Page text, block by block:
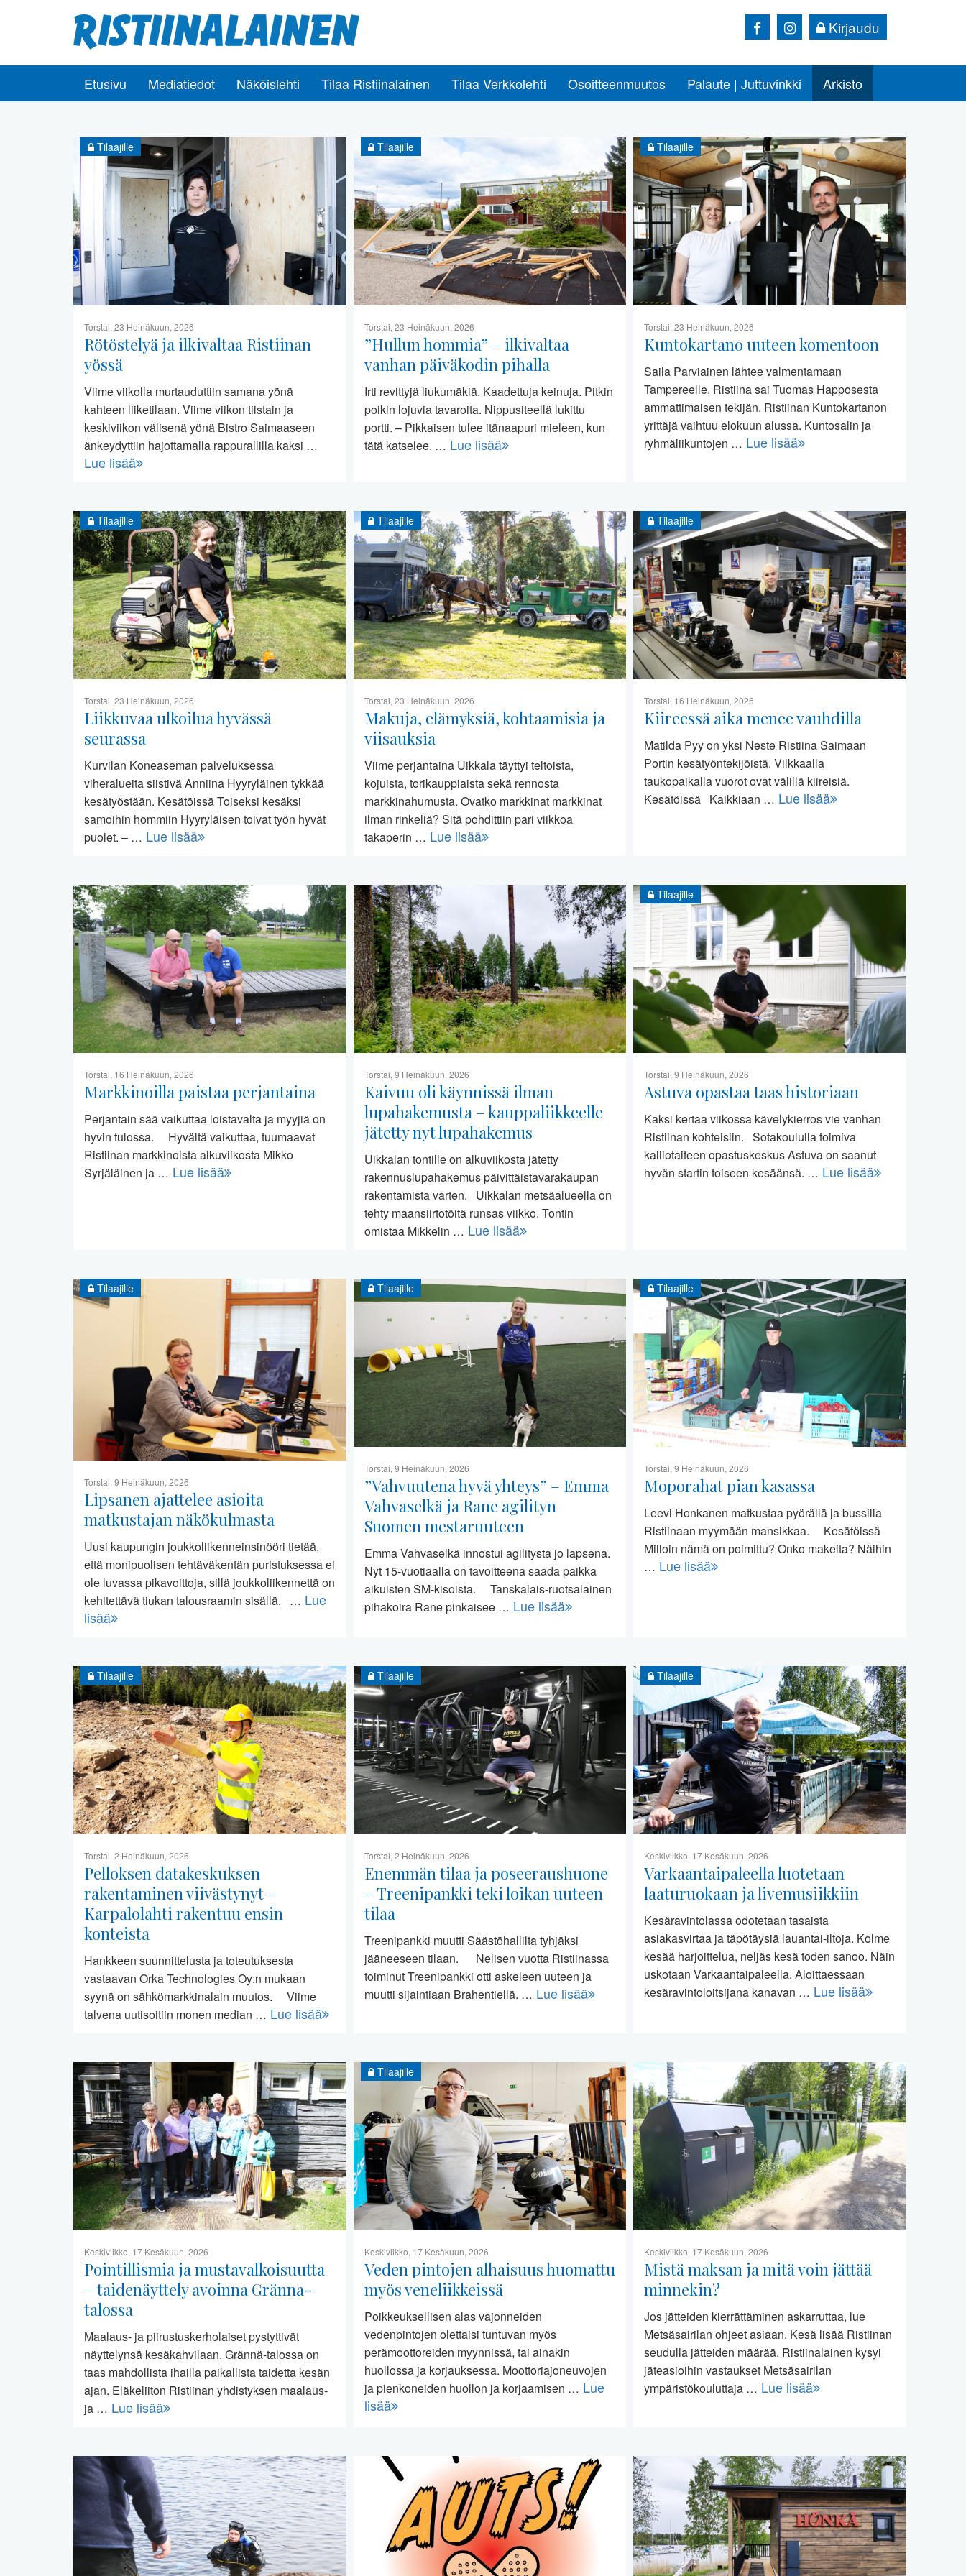
Kirjaudu
Etusivu Mediatiedot Näköislehti Tilaa Ristiinalainen Tilaa Verkkolehti Osoitteenmuutos Palaute | Juttuvinkki Arkisto
Tilaajille
Torstai, 23 Heinäkuun, 2026
Rötöstelyä ja ilkivaltaa Ristiinan
yössä
Viime viikolla murtauduttiin samana yönä
kahteen liiketilaan. Viime viikon tiistain ja
keskiviikon välisenä yönä Bistro Saimaaseen
änkeydyttiin hajottamalla rappurallilla kaksi …
Lue lisää
Tilaajille
Torstai, 23 Heinäkuun, 2026
”Hullun hommia” – ilkivaltaa
vanhan päiväkodin pihalla
Irti revittyjä liukumäkiä. Kaadettuja keinuja. Pitkin
poikin lojuvia tavaroita. Nippusiteellä lukittu
portti. – Pikkaisen tulee itänaapuri mieleen, kun
tätä katselee. … Lue lisää
Tilaajille
Torstai, 23 Heinäkuun, 2026
Kuntokartano uuteen komentoon
Saila Parviainen lähtee valmentamaan
Tampereelle, Ristiina sai Tuomas Happosesta
ammattimaisen tekijän. Ristiinan Kuntokartanon
yrittäjä vaihtuu elokuun alussa. Kuntosalin ja
ryhmäliikuntojen … Lue lisää
Tilaajille
Torstai, 23 Heinäkuun, 2026
Liikkuvaa ulkoilua hyvässä
seurassa
Kurvilan Koneaseman palveluksessa
viheralueita siistivä Anniina Hyyryläinen tykkää
kesätyöstään. Kesätöissä Toiseksi kesäksi
samoihin hommiin Hyyryläisen toivat työn hyvät
puolet. – … Lue lisää
Tilaajille
Torstai, 23 Heinäkuun, 2026
Makuja, elämyksiä, kohtaamisia ja
viisauksia
Viime perjantaina Uikkala täyttyi teltoista,
kojuista, torikauppiaista sekä rennosta
markkinahumusta. Ovatko markkinat markkinat
ilman rinkeliä? Sitä pohdittiin pari viikkoa
takaperin … Lue lisää
Tilaajille
Torstai, 16 Heinäkuun, 2026
Kiireessä aika menee vauhdilla
Matilda Pyy on yksi Neste Ristiina Saimaan
Portin kesätyöntekijöistä. Vilkkaalla
taukopaikalla vuorot ovat välillä kiireisiä.
Kesätöissä Kaikkiaan … Lue lisää
Torstai, 16 Heinäkuun, 2026
Markkinoilla paistaa perjantaina
Perjantain sää vaikuttaa loistavalta ja myyjiä on
hyvin tulossa. Hyvältä vaikuttaa, tuumaavat
Ristiinan markkinoista alkuviikosta Mikko
Syrjäläinen ja … Lue lisää
Torstai, 9 Heinäkuun, 2026
Kaivuu oli käynnissä ilman
lupahakemusta – kauppaliikkeelle
jätetty nyt lupahakemus
Uikkalan tontille on alkuviikosta jätetty
rakennuslupahakemus päivittäistavarakaupan
rakentamista varten. Uikkalan metsäalueella on
tehty maansiirtotöitä runsas viikko. Tontin
omistaa Mikkelin … Lue lisää
Tilaajille
Torstai, 9 Heinäkuun, 2026
Astuva opastaa taas historiaan
Kaksi kertaa viikossa kävelykierros vie vanhan
Ristiinan kohteisiin. Sotakoululla toimiva
kalliotaiteen opastuskeskus Astuva on saanut
hyvän startin toiseen kesäänsä. … Lue lisää
Tilaajille
Torstai, 9 Heinäkuun, 2026
Lipsanen ajattelee asioita
matkustajan näkökulmasta
Uusi kaupungin joukkoliikenneinsinööri tietää,
että monipuolisen tehtäväkentän puristuksessa ei
ole luvassa pikavoittoja, sillä joukkoliikennettä on
kehitettävä tiukan talousraamin sisällä. … Lue
lisää
Tilaajille
Torstai, 9 Heinäkuun, 2026
”Vahvuutena hyvä yhteys” – Emma
Vahvaselkä ja Rane agilityn
Suomen mestaruuteen
Emma Vahvaselkä innostui agilitysta jo lapsena.
Nyt 15-vuotiaalla on tavoitteena saada paikka
aikuisten SM-kisoista. Tanskalais-ruotsalainen
pihakoira Rane pinkaisee … Lue lisää
Tilaajille
Torstai, 9 Heinäkuun, 2026
Moporahat pian kasassa
Leevi Honkanen matkustaa pyörällä ja bussilla
Ristiinaan myymään mansikkaa. Kesätöissä
Milloin nämä on poimittu? Onko makeita? Näihin
… Lue lisää
Tilaajille
Torstai, 2 Heinäkuun, 2026
Pelloksen datakeskuksen
rakentaminen viivästynyt –
Karpalolahti rakentuu ensin
konteista
Hankkeen suunnittelusta ja toteutuksesta
vastaavan Orka Technologies Oy:n mukaan
syynä on sähkömarkkinalain muutos. Viime
talvena uutisoitiin monen median … Lue lisää
Tilaajille
Torstai, 2 Heinäkuun, 2026
Enemmän tilaa ja poseeraushuone
– Treenipankki teki loikan uuteen
tilaa
Treenipankki muutti Säästöhallilta tyhjäksi
jääneeseen tilaan. Nelisen vuotta Ristiinassa
toiminut Treenipankki otti askeleen uuteen ja
muutti sijaintiaan Brahentiellä. … Lue lisää
Tilaajille
Keskiviikko, 17 Kesäkuun, 2026
Varkaantaipaleella luotetaan
laaturuokaan ja livemusiikkiin
Kesäravintolassa odotetaan tasaista
asiakasvirtaa ja täpötäysiä lauantai-iltoja. Kolme
kesää harjoittelua, neljäs kesä toden sanoo. Näin
uskotaan Varkaantaipaleella. Aloittaessaan
kesäravintoloitsijana kanavan … Lue lisää
Keskiviikko, 17 Kesäkuun, 2026
Pointillismia ja mustavalkoisuutta
– taidenäyttely avoinna Gränna-
talossa
Maalaus- ja piirustuskerholaiset pystyttivät
näyttelynsä kesäkahvilaan. Grännä-talossa on
taas mahdollista ihailla paikallista taidetta kesän
ajan. Eläkeliiton Ristiinan yhdistyksen maalaus-
ja … Lue lisää
Tilaajille
Keskiviikko, 17 Kesäkuun, 2026
Veden pintojen alhaisuus huomattu
myös veneliikkeissä
Poikkeuksellisen alas vajonneiden
vedenpintojen olettaisi tuntuvan myös
perämoottoreiden myynnissä, tai ainakin
huollossa ja korjauksessa. Moottoriajoneuvojen
ja pienkoneiden huollon ja korjaamisen … Lue
lisää
Keskiviikko, 17 Kesäkuun, 2026
Mistä maksan ja mitä voin jättää
minnekin?
Jos jätteiden kierrättäminen askarruttaa, lue
Metsäsairilan ohjeet asiaan. Kesä lisää Ristiinan
seudulla jätteiden määrää. Ristiinalainen kysyi
jäteasioihin vastaukset Metsäsairilan
ympäristökouluttaja … Lue lisää